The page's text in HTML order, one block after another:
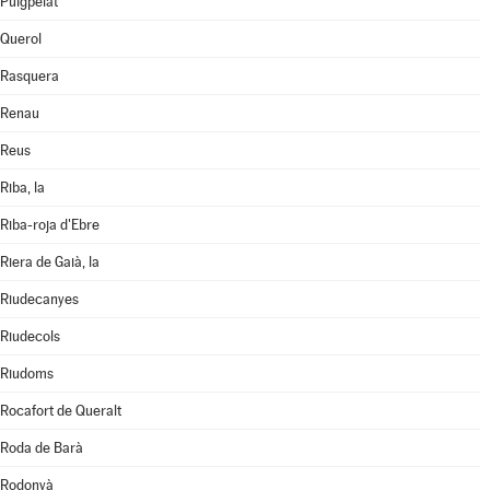
Querol
Rasquera
Renau
Reus
Riba, la
Riba-roja d'Ebre
Riera de Gaià, la
Riudecanyes
Riudecols
Riudoms
Rocafort de Queralt
Roda de Barà
Rodonyà